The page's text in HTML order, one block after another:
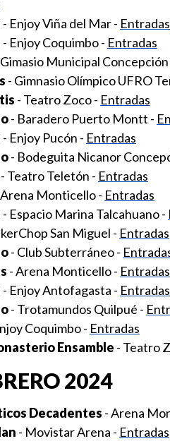
- Enjoy Viña del Mar - Entradas
- Enjoy Coquimbo - Entradas
Municipal Concepción
- Gimnasio Olímpico UFRO
- Teatro Zoco - Entradas
- Baradero Puerto Montt -
- Enjoy Pucón - Entradas
- Bodeguita Nicanor
- Teatro Teletón - Entradas
Monticello - Entradas
- Espacio Marina Talcahuano -
San Miguel - Entradas
- Club Subterráneo -
- Arena Monticello - Entradas
- Enjoy Antofagasta - Entradas
- Trotamundos Quilpué -
Coquimbo - Entradas
Ensamble - Teatro
2024
Decadentes - Arena
- Movistar Arena - Entradas